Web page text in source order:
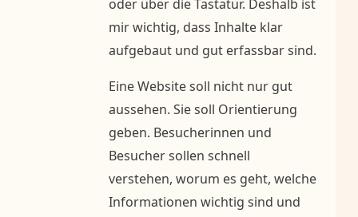
oder über die Tastatur. Deshalb ist
mir wichtig, dass Inhalte klar
aufgebaut und gut erfassbar sind.
Eine Website soll nicht nur gut
aussehen. Sie soll Orientierung
geben. Besucherinnen und
Besucher sollen schnell
verstehen, worum es geht, welche
Informationen wichtig sind und